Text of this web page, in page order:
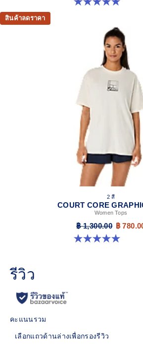
สินค้าลดราคา
2 สี
COURT CORE
Women Tops
฿ 1,300.00 ฿
5.0 จาก 5 ดาว 4 รีวิว